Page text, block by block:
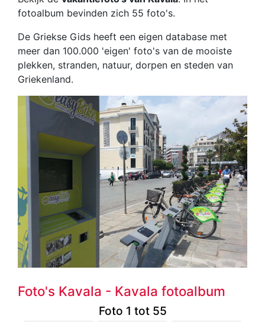
fotoalbum bevinden zich 55 foto's.
De Griekse Gids heeft een eigen database met
meer dan 100.000 'eigen' foto's van de mooiste
plekken, stranden, natuur, dorpen en steden van
Griekenland.
Foto's Kavala - Kavala fotoalbum
Foto 1 tot 55